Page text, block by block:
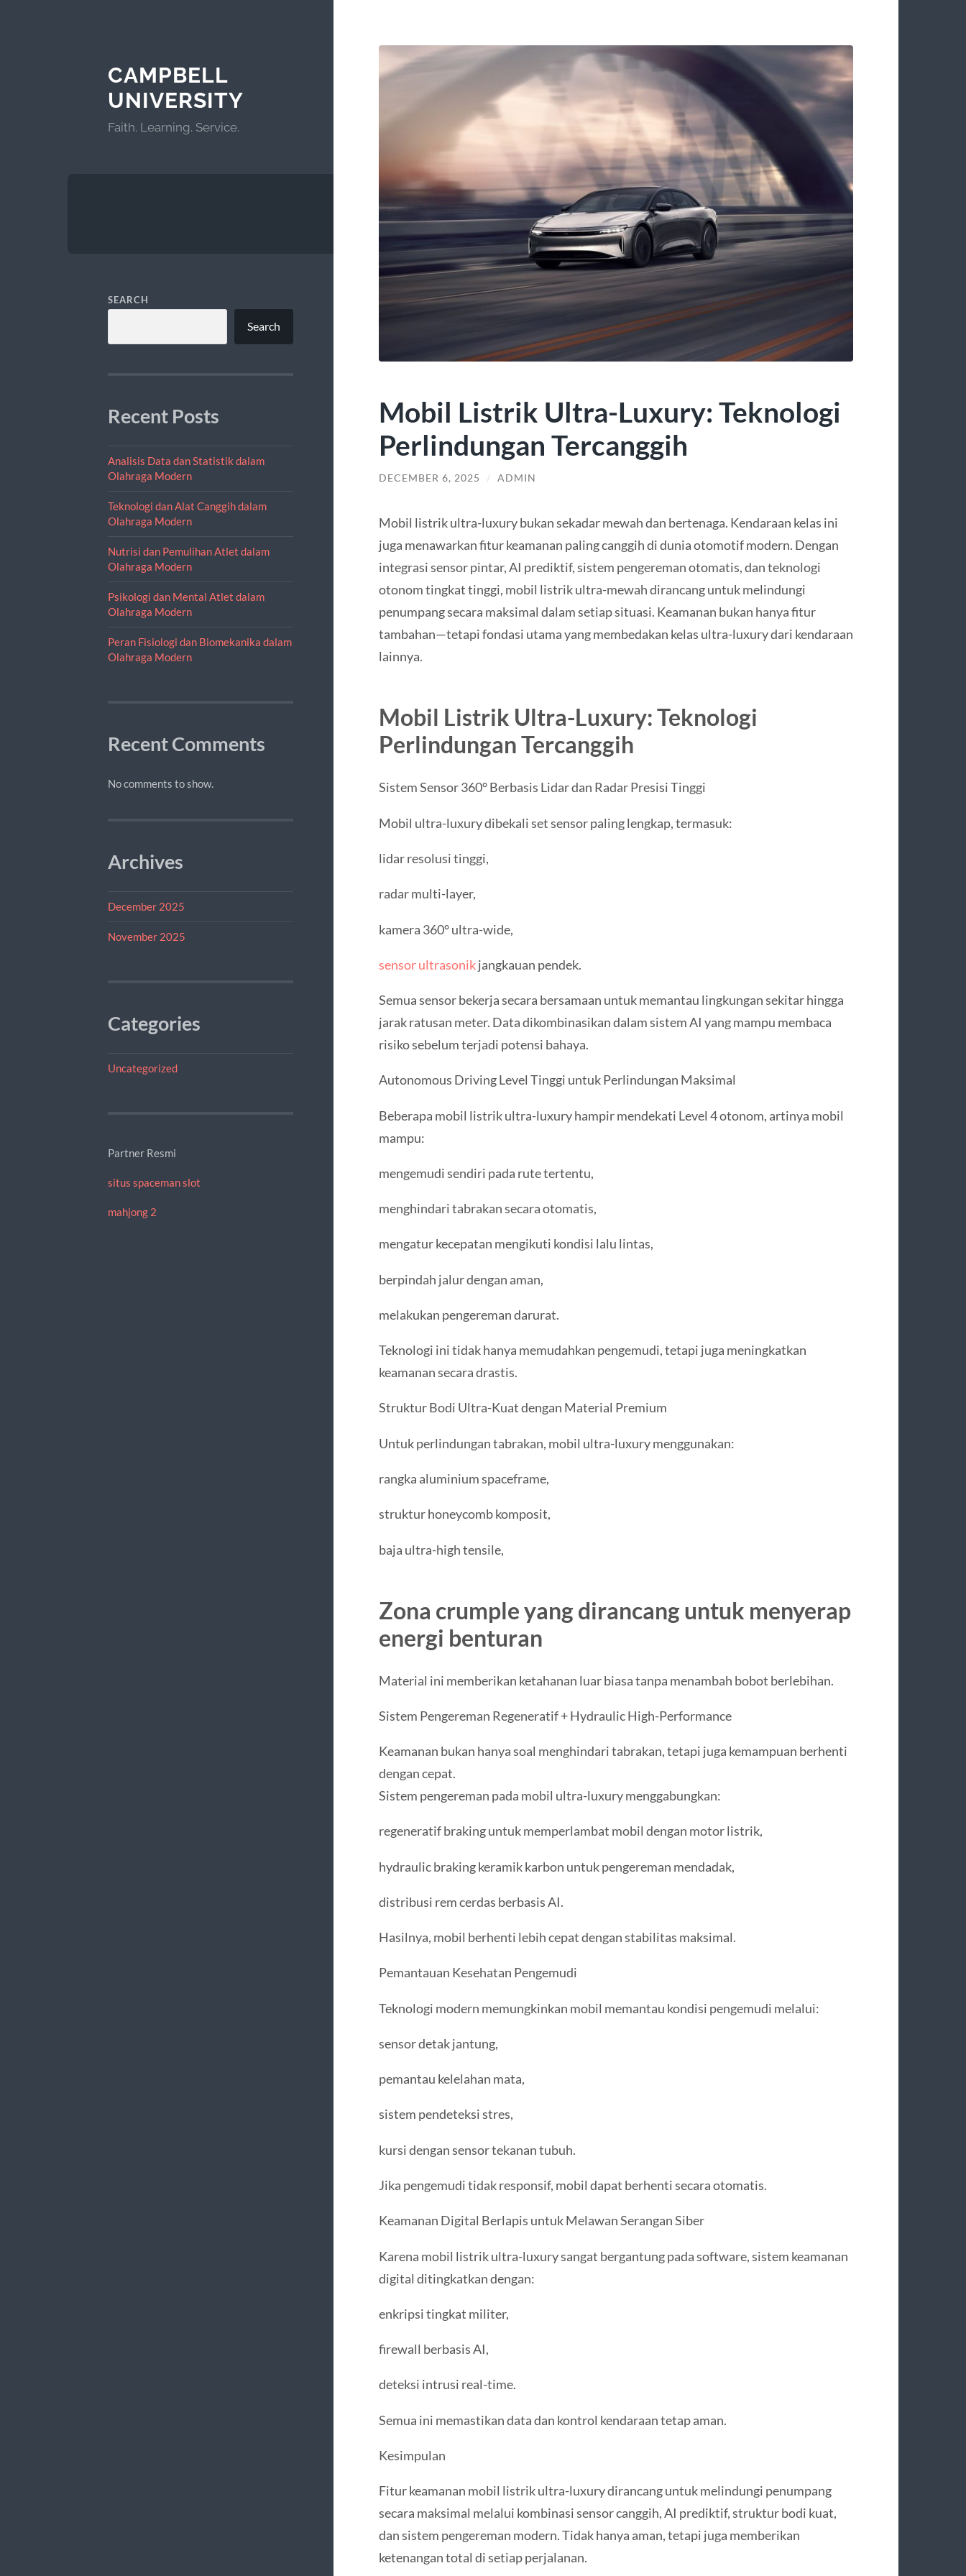
CAMPBELL
UNIVERSITY
Faith. Learning. Service.
SEARCH
Search
Recent Posts
Analisis Data dan Statistik dalam
Olahraga Modern
Teknologi dan Alat Canggih dalam
Olahraga Modern
Nutrisi dan Pemulihan Atlet dalam
Olahraga Modern
Psikologi dan Mental Atlet dalam
Olahraga Modern
Peran Fisiologi dan Biomekanika dalam
Olahraga Modern
Recent Comments
No comments to show.
Archives
December 2025
November 2025
Categories
Uncategorized
Partner Resmi
situs spaceman slot
mahjong 2
Mobil Listrik Ultra-Luxury: Teknologi
Perlindungan Tercanggih
DECEMBER 6, 2025 / ADMIN
Mobil listrik ultra-luxury bukan sekadar mewah dan bertenaga. Kendaraan kelas ini
juga menawarkan fitur keamanan paling canggih di dunia otomotif modern. Dengan
integrasi sensor pintar, AI prediktif, sistem pengereman otomatis, dan teknologi
otonom tingkat tinggi, mobil listrik ultra-mewah dirancang untuk melindungi
penumpang secara maksimal dalam setiap situasi. Keamanan bukan hanya fitur
tambahan—tetapi fondasi utama yang membedakan kelas ultra-luxury dari kendaraan
lainnya.
Mobil Listrik Ultra-Luxury: Teknologi
Perlindungan Tercanggih
Sistem Sensor 360° Berbasis Lidar dan Radar Presisi Tinggi
Mobil ultra-luxury dibekali set sensor paling lengkap, termasuk:
lidar resolusi tinggi,
radar multi-layer,
kamera 360° ultra-wide,
sensor ultrasonikjangkauan pendek.
Semua sensor bekerja secara bersamaan untuk memantau lingkungan sekitar hingga
jarak ratusan meter. Data dikombinasikan dalam sistem AI yang mampu membaca
risiko sebelum terjadi potensi bahaya.
Autonomous Driving Level Tinggi untuk Perlindungan Maksimal
Beberapa mobil listrik ultra-luxury hampir mendekati Level 4 otonom, artinya mobil
mampu:
mengemudi sendiri pada rute tertentu,
menghindari tabrakan secara otomatis,
mengatur kecepatan mengikuti kondisi lalu lintas,
berpindah jalur dengan aman,
melakukan pengereman darurat.
Teknologi ini tidak hanya memudahkan pengemudi, tetapi juga meningkatkan
keamanan secara drastis.
Struktur Bodi Ultra-Kuat dengan Material Premium
Untuk perlindungan tabrakan, mobil ultra-luxury menggunakan:
rangka aluminium spaceframe,
struktur honeycomb komposit,
baja ultra-high tensile,
Zona crumple yang dirancang untuk menyerap
energi benturan
Material ini memberikan ketahanan luar biasa tanpa menambah bobot berlebihan.
Sistem Pengereman Regeneratif + Hydraulic High-Performance
Keamanan bukan hanya soal menghindari tabrakan, tetapi juga kemampuan berhenti
dengan cepat.
Sistem pengereman pada mobil ultra-luxury menggabungkan:
regeneratif braking untuk memperlambat mobil dengan motor listrik,
hydraulic braking keramik karbon untuk pengereman mendadak,
distribusi rem cerdas berbasis AI.
Hasilnya, mobil berhenti lebih cepat dengan stabilitas maksimal.
Pemantauan Kesehatan Pengemudi
Teknologi modern memungkinkan mobil memantau kondisi pengemudi melalui:
sensor detak jantung,
pemantau kelelahan mata,
sistem pendeteksi stres,
kursi dengan sensor tekanan tubuh.
Jika pengemudi tidak responsif, mobil dapat berhenti secara otomatis.
Keamanan Digital Berlapis untuk Melawan Serangan Siber
Karena mobil listrik ultra-luxury sangat bergantung pada software, sistem keamanan
digital ditingkatkan dengan:
enkripsi tingkat militer,
firewall berbasis AI,
deteksi intrusi real-time.
Semua ini memastikan data dan kontrol kendaraan tetap aman.
Kesimpulan
Fitur keamanan mobil listrik ultra-luxury dirancang untuk melindungi penumpang
secara maksimal melalui kombinasi sensor canggih, AI prediktif, struktur bodi kuat,
dan sistem pengereman modern. Tidak hanya aman, tetapi juga memberikan
ketenangan total di setiap perjalanan.